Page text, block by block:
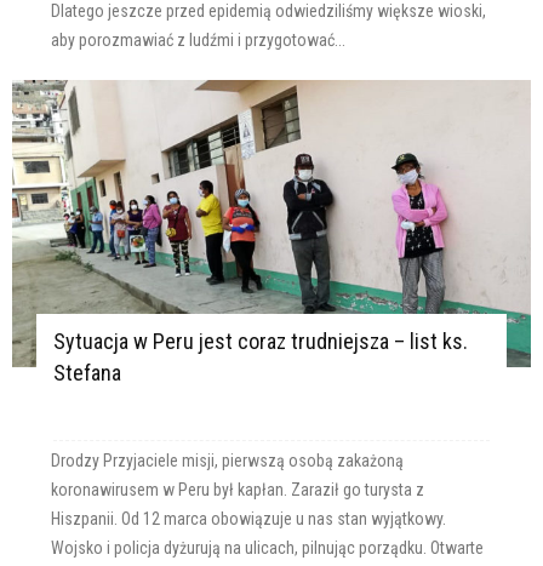
Dlatego jeszcze przed epidemią odwiedziliśmy większe wioski,
aby porozmawiać z ludźmi i przygotować...
Sytuacja w Peru jest coraz trudniejsza – list ks.
Stefana
Drodzy Przyjaciele misji, pierwszą osobą zakażoną
koronawirusem w Peru był kapłan. Zaraził go turysta z
Hiszpanii. Od 12 marca obowiązuje u nas stan wyjątkowy.
Wojsko i policja dyżurują na ulicach, pilnując porządku. Otwarte